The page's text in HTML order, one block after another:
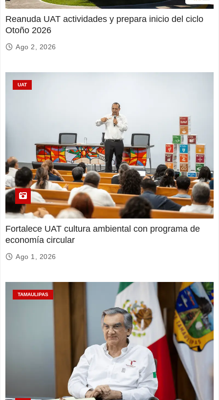
Reanuda UAT actividades y prepara inicio del ciclo
Otoño 2026
Ago 2, 2026
UAT
Fortalece UAT cultura ambiental con programa de
economía circular
Ago 1, 2026
TAMAULIPAS